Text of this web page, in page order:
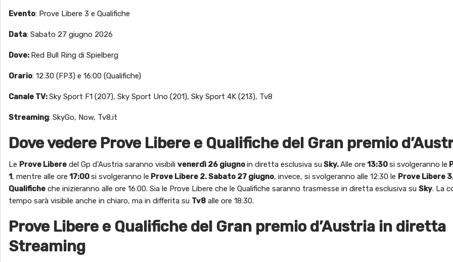
Evento: Prove Libere 3 e Qualifiche
Data: Sabato 27 giugno 2026
Dove: Red Bull Ring di Spielberg
Orario: 12:30 (FP3) e 16:00 (Qualifiche)
Canale TV:Sky Sport F1 (207), Sky Sport Uno (201), Sky Sport 4K (213), Tv8
Streaming: SkyGo, Now, Tv8.it
Dove vedere Prove Libere e Qualifiche del Gran premio
Le Prove Libere del Gp d’Austria saranno visibili venerdì 26 giugnoin diretta esclusiva suSky.Alle ore 13:30si svolgeranno le
1, mentre alle ore 17:00si svolgeranno le Prove Libere 2. Sabato 27 giugno, invece, si svolgeranno alle 12:30 le Prove Libere 3
Qualifiche che inizieranno alle ore 16:00. Sia le Prove Libere che le Qualifiche saranno trasmesse in diretta esclusiva su Sky. La
tempo sarà visibile anche in chiaro, ma in differita su Tv8 alle ore 18:30.
Prove Libere e Qualifiche del Gran premio d’Austria in diretta
Streaming